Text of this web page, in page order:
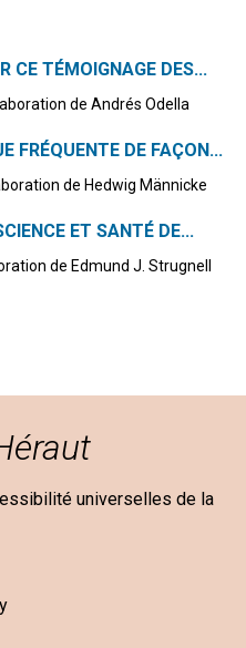
CE TÉMOIGNAGE DES...
de Andrés Odella
FRÉQUENTE DE FAÇON...
de Hedwig Männicke
ET SANTÉ DE...
de Edmund J. Strugnell
universelles de la